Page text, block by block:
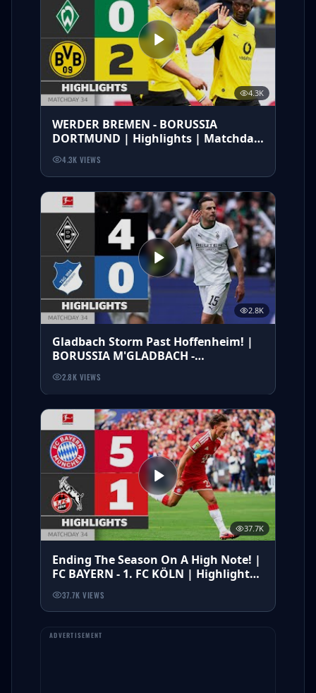
4.3K
WERDER BREMEN - BORUSSIA
DORTMUND | Highlights | Matchday
34 – Bundesliga 2025/26
4.3K VIEWS
2.8K
Gladbach Storm Past Hoffenheim! |
BORUSSIA M'GLADBACH -
HOFFENHEIM | Highlights | MD 34 -
Bundesliga
2.8K VIEWS
37.7K
Ending The Season On A High Note! |
FC BAYERN - 1. FC KÖLN | Highlights
| Matchday 34 Bundesliga
37.7K VIEWS